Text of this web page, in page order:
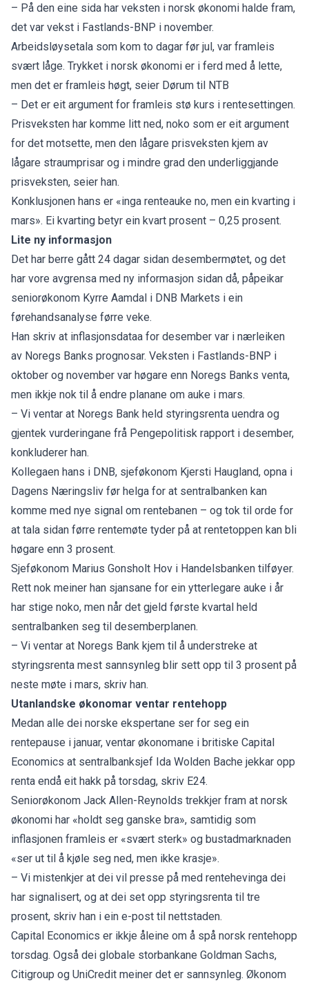
– På den eine sida har veksten i norsk økonomi halde fram,
det var vekst i Fastlands-BNP i november.
Arbeidsløysetala som kom to dagar før jul, var framleis
svært låge. Trykket i norsk økonomi er i ferd med å lette,
men det er framleis høgt, seier Dørum til NTB
– Det er eit argument for framleis stø kurs i rentesettingen.
Prisveksten har komme litt ned, noko som er eit argument
for det motsette, men den lågare prisveksten kjem av
lågare straumprisar og i mindre grad den underliggjande
prisveksten, seier han.
Konklusjonen hans er «inga renteauke no, men ein kvarting i
mars». Ei kvarting betyr ein kvart prosent – 0,25 prosent.
Lite ny informasjon
Det har berre gått 24 dagar sidan desembermøtet, og det
har vore avgrensa med ny informasjon sidan då, påpeikar
seniorøkonom Kyrre Aamdal i DNB Markets i ein
førehandsanalyse førre veke.
Han skriv at inflasjonsdataa for desember var i nærleiken
av Noregs Banks prognosar. Veksten i Fastlands-BNP i
oktober og november var høgare enn Noregs Banks venta,
men ikkje nok til å endre planane om auke i mars.
– Vi ventar at Noregs Bank held styringsrenta uendra og
gjentek vurderingane frå Pengepolitisk rapport i desember,
konkluderer han.
Kollegaen hans i DNB, sjeføkonom Kjersti Haugland, opna i
Dagens Næringsliv før helga for at sentralbanken kan
komme med nye signal om rentebanen – og tok til orde for
at tala sidan førre rentemøte tyder på at rentetoppen kan bli
høgare enn 3 prosent.
Sjeføkonom Marius Gonsholt Hov i Handelsbanken tilføyer.
Rett nok meiner han sjansane for ein ytterlegare auke i år
har stige noko, men når det gjeld første kvartal held
sentralbanken seg til desemberplanen.
– Vi ventar at Noregs Bank kjem til å understreke at
styringsrenta mest sannsynleg blir sett opp til 3 prosent på
neste møte i mars, skriv han.
Utanlandske økonomar ventar rentehopp
Medan alle dei norske ekspertane ser for seg ein
rentepause i januar, ventar økonomane i britiske Capital
Economics at sentralbanksjef Ida Wolden Bache jekkar opp
renta endå eit hakk på torsdag, skriv E24.
Seniorøkonom Jack Allen-Reynolds trekkjer fram at norsk
økonomi har «holdt seg ganske bra», samtidig som
inflasjonen framleis er «svært sterk» og bustadmarknaden
«ser ut til å kjøle seg ned, men ikke krasje».
– Vi mistenkjer at dei vil presse på med rentehevinga dei
har signalisert, og at dei set opp styringsrenta til tre
prosent, skriv han i ein e-post til nettstaden.
Capital Economics er ikkje åleine om å spå norsk rentehopp
torsdag. Også dei globale storbankane Goldman Sachs,
Citigroup og UniCredit meiner det er sannsynleg. Økonom